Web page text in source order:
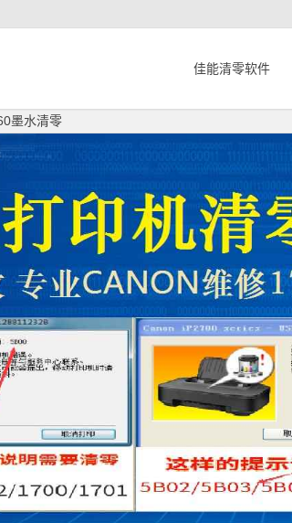
佳能清零软件
墨水清零